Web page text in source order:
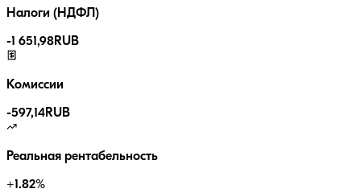
Налоги (НДФЛ)
-1 651,98RUB
Комиссии
-597,14RUB
Реальная рентабельность
+1.82%